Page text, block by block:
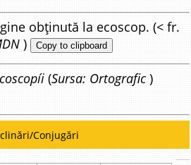
obținută la ecoscop. (< fr.
) Copy to clipboard
(Sursa: Ortografic )
Conjugări